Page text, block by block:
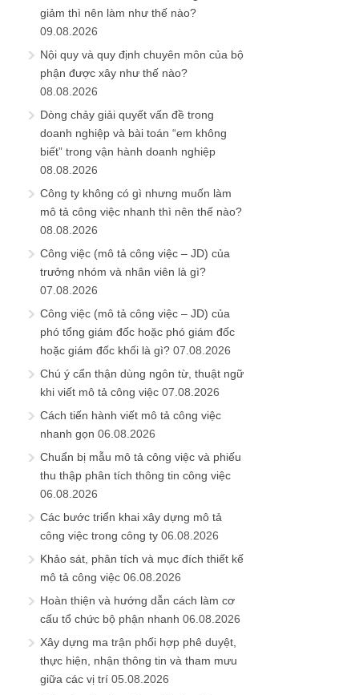
giảm thì nên làm như thế nào?
09.08.2026
Nội quy và quy định chuyên môn của bộ
phận được xây như thế nào?
08.08.2026
Dòng chảy giải quyết vấn đề trong
doanh nghiệp và bài toán “em không
biết” trong vận hành doanh nghiệp
08.08.2026
Công ty không có gì nhưng muốn làm
mô tả công việc nhanh thì nên thế nào?
08.08.2026
Công việc (mô tả công việc – JD) của
trưởng nhóm và nhân viên là gì?
07.08.2026
Công việc (mô tả công việc – JD) của
phó tổng giám đốc hoặc phó giám đốc
hoặc giám đốc khối là gì? 07.08.2026
Chú ý cẩn thận dùng ngôn từ, thuật ngữ
khi viết mô tả công việc 07.08.2026
Cách tiến hành viết mô tả công việc
nhanh gọn 06.08.2026
Chuẩn bị mẫu mô tả công việc và phiếu
thu thập phân tích thông tin công việc
06.08.2026
Các bước triển khai xây dựng mô tả
công việc trong công ty 06.08.2026
Khảo sát, phân tích và mục đích thiết kế
mô tả công việc 06.08.2026
Hoàn thiện và hướng dẫn cách làm cơ
cấu tổ chức bộ phận nhanh 06.08.2026
Xây dựng ma trận phối hợp phê duyệt,
thực hiện, nhận thông tin và tham mưu
giữa các vị trí 05.08.2026